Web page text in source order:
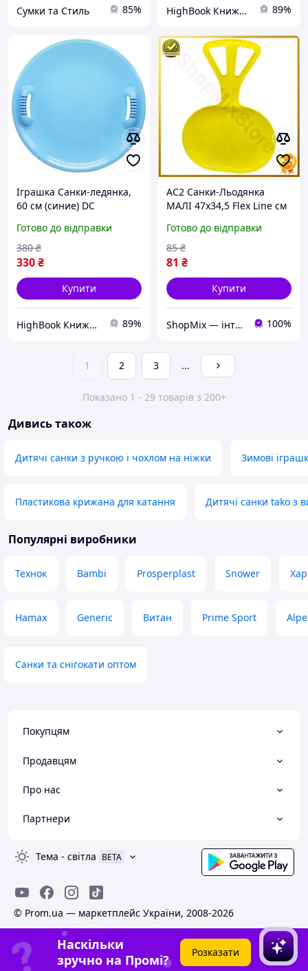
Сумки та Стиль 85% HighBook Книжкова крамниця 89%
Іграшка Санки-ледянка,
60 см (синие) DC
Готово до відправки
330₴
380 ₴
Купити
HighBook Книжкова крамниця 89%
AC2 Санки-Льодянка
МАЛІ 47х34,5 Flex Line см
катання по снігу і льоду
MOD58L DE
Готово до відправки
81 ₴
85 ₴
Купити
ShopMix — інтернет-магазин сумок та аксесуарів 100%
1 2 3 ...
Показано 1 - 29 товарів з 200+
Дивись також
Дитячі санки з ручкою і чохлом на ніжки Зимові
Пластикова крижана для катання Дитячі санки tako з
Популярні виробники
Технок Bambi Prosperplast Snower
Hamax Generic Витан Prime Sport
Санки та снігокати оптом
Покупцям
Продавцям
Про нас
Партнери
Тема - світла BETA
© Prom.ua — маркетплейс України, 2008-2026
Наскільки
зручно на Промі?
Розказати